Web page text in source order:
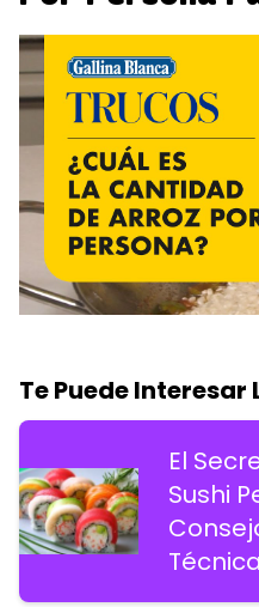
Te Puede Interesar
El
Sushi